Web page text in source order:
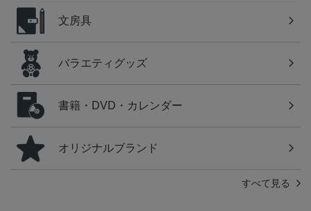
文房具
バラエティグッズ
書籍・DVD・カレンダー
オリジナルブランド
すべて見る